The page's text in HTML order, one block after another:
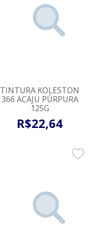
TINTURA KOLESTON
366 ACAJU PÚRPURA
125G
R$22,64